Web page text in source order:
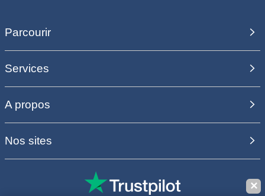
Parcourir
Services
A propos
Nos sites
✕